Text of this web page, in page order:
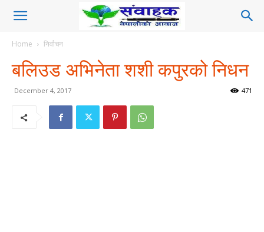
Home निर्वाचन
बलिउड अभिनेता शशी कपुरको निधन
December 4, 2017 471